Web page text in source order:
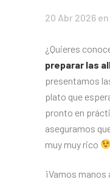
20 Abr 2026 en
¿Quieres
preparar las
presentamos
plato que
pronto en
aseguramos
muy muy rico
¡Vamos manos